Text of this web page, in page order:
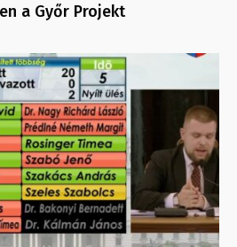
a Győr Projekt